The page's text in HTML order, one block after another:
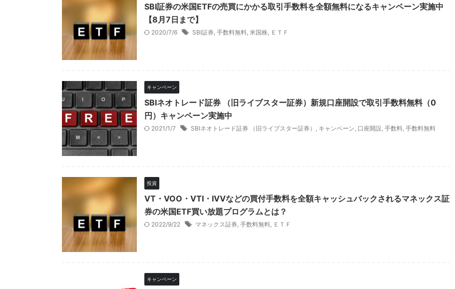
SBI証券の米国ETFの売買にかかる取引手数料を全額無料になるキャンペーン実施中
【8月7日まで】
2020/7/6 SBI証券, 手数料無料, 米国株, ＥＴＦ
キャンペーン
SBIネオトレード証券 （旧ライブスター証券）新規口座開設で取引手数料無料（0
円）キャンペーン実施中
2021/1/7 SBIネオトレード証券 （旧ライブスター証券） , キャンペーン, 口座開設, 手数料, 手数料無料
投資
VT・VOO・VTI・IVVなどの買付手数料を全額キャッシュバックされるマネックス証
券の米国ETF買い放題プログラムとは？
2022/9/22 マネックス証券, 手数料無料, ＥＴＦ
キャンペーン